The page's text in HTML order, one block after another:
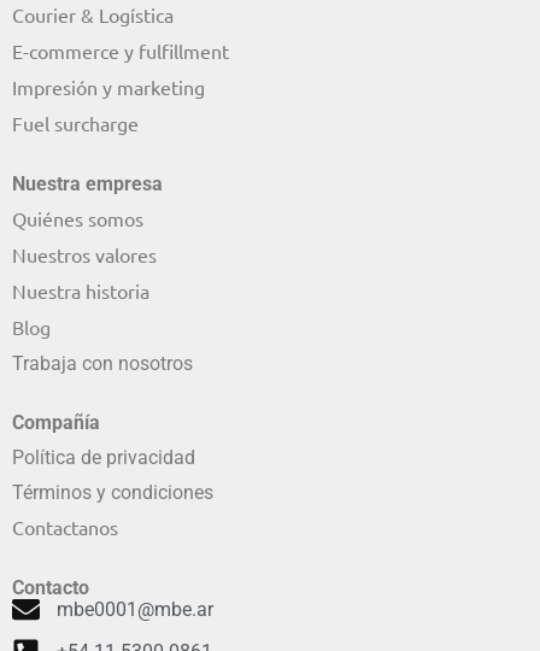
Courier & Logística
E-commerce y fulfillment
Impresión y marketing
Fuel surcharge
Nuestra empresa
Quiénes somos
Nuestros valores
Nuestra historia
Blog
Trabaja con nosotros
Compañía
Política de privacidad
Términos y condiciones
Contactanos
Contacto
mbe0001@mbe.ar